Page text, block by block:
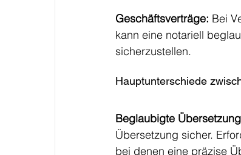
Geschäftsverträge: Bei
kann eine notariell
sicherzustellen.
Hauptunterschiede
Beglaubigte
Übersetzung sicher.
bei denen eine präzise